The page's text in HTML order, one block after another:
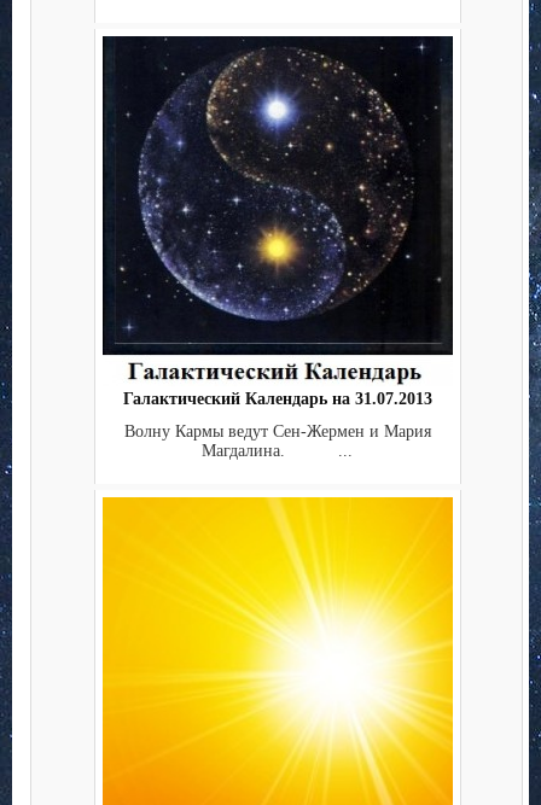
Галактический Календарь на 31.07.2013
Волну Кармы ведут Сен-Жермен и Мария
Магдалина. ...